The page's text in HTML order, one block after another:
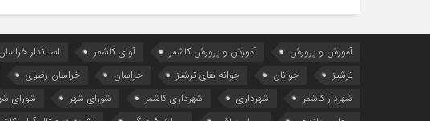
آموزش و پرورش آموزش و پرورش کاشمر آوای کاشمر استاندار
ترشیز
جوانان جوانه های ترشیز خراسان خراسان رضوی
شهردار کاشمر
شهرداری شهرداری کاشمر شورای شهر شورای